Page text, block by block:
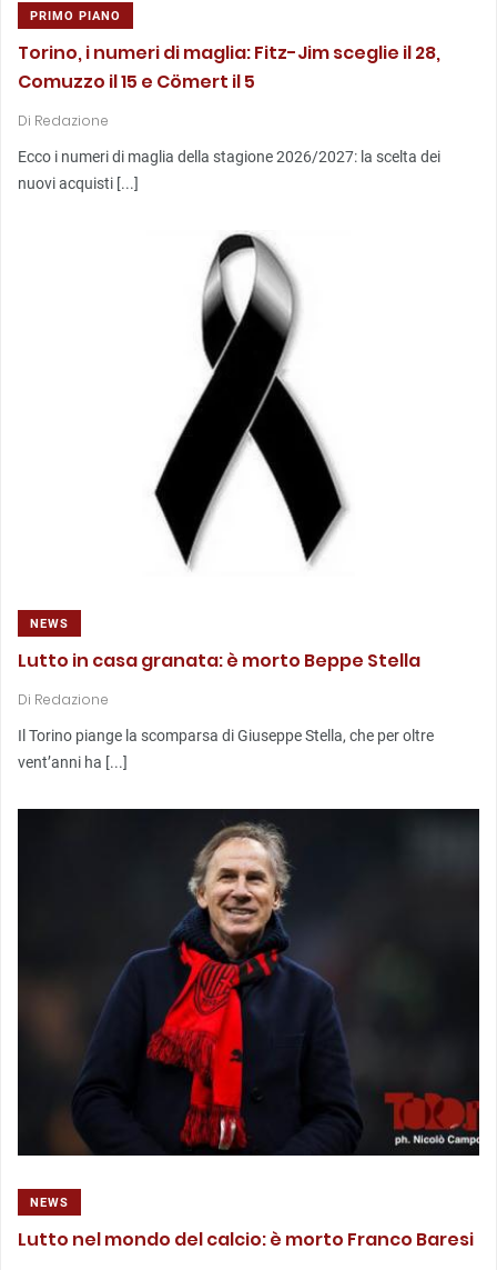
PRIMO PIANO
Torino, i numeri di maglia: Fitz-Jim sceglie il 28,
Comuzzo il 15 e Cömert il 5
Di Redazione
Ecco i numeri di maglia della stagione 2026/2027: la scelta dei
nuovi acquisti [...]
NEWS
Lutto in casa granata: è morto Beppe Stella
Di Redazione
Il Torino piange la scomparsa di Giuseppe Stella, che per oltre
vent’anni ha [...]
NEWS
Lutto nel mondo del calcio: è morto Franco Baresi